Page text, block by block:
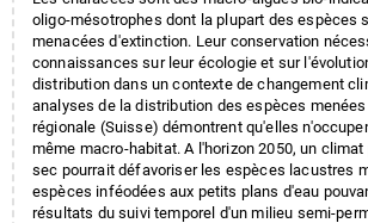
oligo-mésotrophes dont la plupart des espèces
menacées d'extinction. Leur conservation
connaissances sur leur écologie et sur
distribution dans un contexte de changement
analyses de la distribution des espèces
régionale (Suisse) démontrent qu'elles
même macro-habitat. A l'horizon 2050, un
sec pourrait défavoriser les espèces lacustres
espèces inféodées aux petits plans d'eau
résultats du suivi temporel d'un milieu semi-